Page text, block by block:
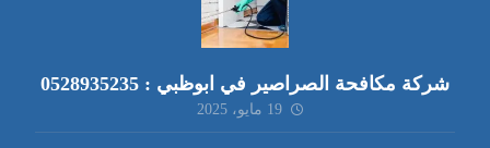
شركة مكافحة الصراصير في ابوظبي : 0528935235
19 مايو، 2025